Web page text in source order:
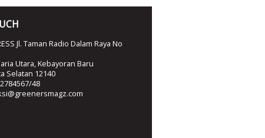
Jl. Taman Radio Dalam Raya No
Utara, Kebayoran Baru
Selatan 12140
48